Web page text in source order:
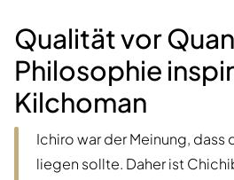
Qualität vor
Philosophie
Kilchoman
Ichiro war der Meinung, dass
liegen sollte. Daher ist